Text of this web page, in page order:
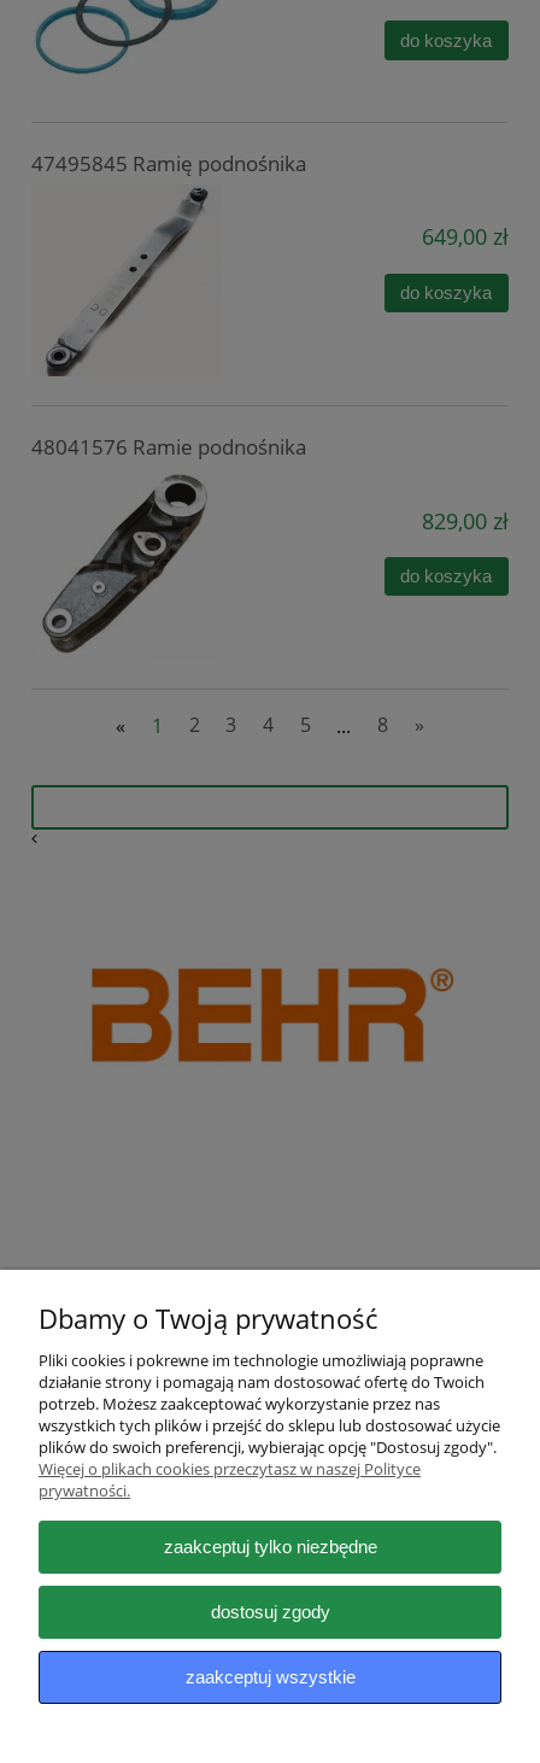
do koszyka
47495845 Ramię podnośnika
649,00 zł
do koszyka
48041576 Ramie podnośnika
829,00 zł
do koszyka
« 1 2 3 4 5 ... 8 »
Pomoc
Moje konto
Płatności i dostawa
Informacje
O nas
Dbamy o Twoją prywatność
Pliki cookies i pokrewne im technologie umożliwiają poprawne
działanie strony i pomagają nam dostosować ofertę do Twoich
potrzeb. Możesz zaakceptować wykorzystanie przez nas
wszystkich tych plików i przejść do sklepu lub dostosować użycie
plików do swoich preferencji, wybierając opcję "Dostosuj zgody".
Więcej o plikach cookies przeczytasz w naszej Polityce
prywatności.
zaakceptuj tylko niezbędne
dostosuj zgody
zaakceptuj wszystkie